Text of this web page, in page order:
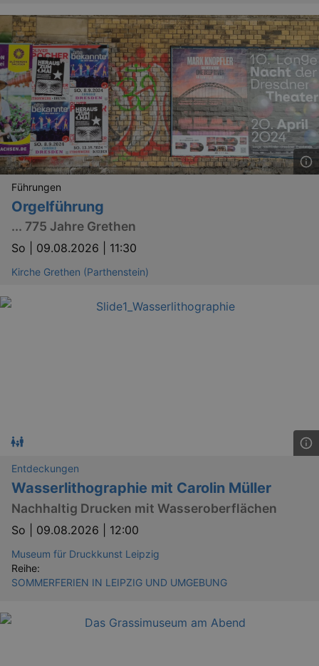
Führungen
Orgelführung
... 775 Jahre Grethen
So | 09.08.2026 | 11:30
Kirche Grethen (Parthenstein)
Entdeckungen
Wasserlithographie mit Carolin Müller
Nachhaltig Drucken mit Wasseroberflächen
So | 09.08.2026 | 12:00
Museum für Druckkunst Leipzig
Reihe:
SOMMERFERIEN IN LEIPZIG UND UMGEBUNG